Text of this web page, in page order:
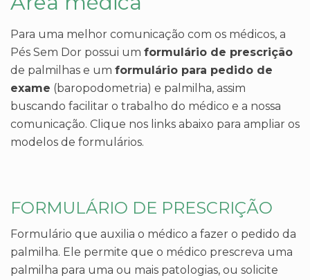
Para uma melhor comunicação com os médicos, a
Pés Sem Dor possui um formulário de prescrição
de palmilhas e um formulário para pedido de
exame (baropodometria) e palmilha, assim
buscando facilitar o trabalho do médico e a nossa
comunicação. Clique nos links abaixo para ampliar os
modelos de formulários.
FORMULÁRIO DE PRESCRIÇÃO
Formulário que auxilia o médico a fazer o pedido da
palmilha. Ele permite que o médico prescreva uma
palmilha para uma ou mais patologias, ou solicite